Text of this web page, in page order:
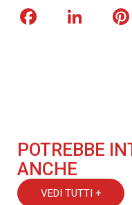
Facebook
POTREBBE
ANCHE
VEDI TUTTI +